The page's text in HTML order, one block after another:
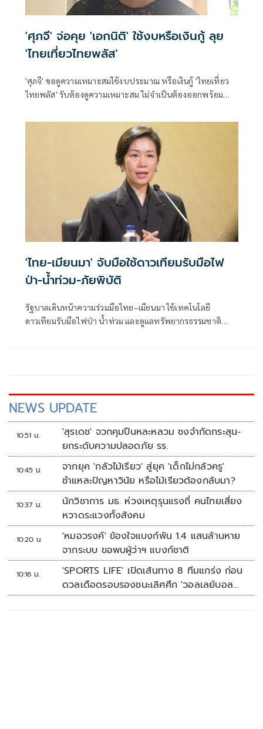
'ศุภจี' จ่อคุย 'เอกนิติ' ใช้งบหรือเงินกู้ ลุย
'ไทยเที่ยวไทยพลัส'
'ศุภจี' ขอดูความเหมาะสมใช้งบประมาณ หรือเงินกู้ 'ไทยเที่ยว
ไทยพลัส' รับต้องดูความเหมาะสม ไม่จำเป็นต้องออกพร้อม
'ไทย-เมียนมา' จับมือใช้ดาวเทียมรับมือไฟ
ป่า-น้ำท่วม-ภัยพิบัติ
รัฐบาลเดินหน้าความร่วมมือไทย–เมียนมา ใช้เทคโนโลยี
ดาวเทียมรับมือไฟป่า น้ำท่วม และดูแลทรัพยากรธรรมชาติ
NEWS UPDATE
10:51 น.
'สุรเดช' จวกคุมปืนหละหลวม ชงจำกัดกระสุน-
ยกระดับความปลอดภัย รร.
10:45 น.
จากยุค 'กลัวไม้เรียว' สู่ยุค 'เด็กไม่กลัวครู'
ชำแหละปัญหาวินัย หรือไม้เรียวต้องกลับมา?
10:37 น.
นักวิชาการ มธ. ห่วงเหตุรุนแรงถี่ คนไทยเสี่ยง
หวาดระแวงทั้งสังคม
10:20 น.
'หมอวรงค์' ข้องใจแบงก์พัน 1.4 แสนล้านหาย
จากระบบ ขอพบผู้ว่าฯ แบงก์ชาติ
10:16 น.
'SPORTS LIFE' เปิดเส้นทาง 8 ทีมแกร่ง ก่อน
ดวลเดือดรอบรองชนะเลิศศึก 'วอลเลย์บอล
นักเรียน แชมป์กีฬา 7HD 2026'